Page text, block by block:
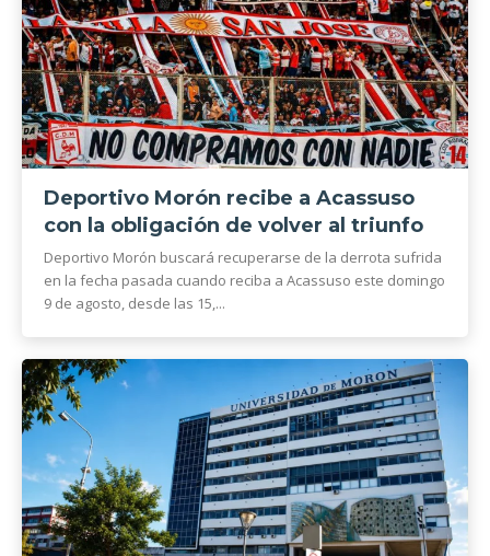
Deportivo Morón recibe a Acassuso
con la obligación de volver al triunfo
Deportivo Morón buscará recuperarse de la derrota sufrida
en la fecha pasada cuando reciba a Acassuso este domingo
9 de agosto, desde las 15,...